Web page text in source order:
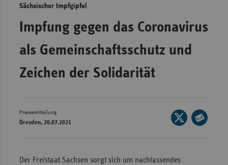
Sächsischer Impfgipfel
Impfung gegen das Coronavirus
als Gemeinschaftsschutz und
Zeichen der Solidarität
Pressemitteilung
Dresden, 20.07.2021
Seite
auf
Der Freistaat Sachsen sorgt sich um nachlassendes